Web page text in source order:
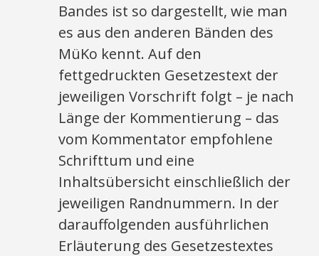
Bandes ist so dargestellt, wie man
es aus den anderen Bänden des
MüKo kennt. Auf den
fettgedruckten Gesetzestext der
jeweiligen Vorschrift folgt – je nach
Länge der Kommentierung – das
vom Kommentator empfohlene
Schrifttum und eine
Inhaltsübersicht einschließlich der
jeweiligen Randnummern. In der
darauffolgenden ausführlichen
Erläuterung des Gesetzestextes